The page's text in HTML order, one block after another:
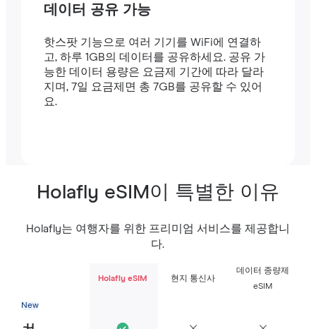
데이터 공유 가능
핫스팟 기능으로 여러 기기를 WiFi에 연결하
고, 하루 1GB의 데이터를 공유하세요. 공유 가
능한 데이터 용량은 요금제 기간에 따라 달라
지며, 7일 요금제면 총 7GB를 공유할 수 있어
요.
Holafly eSIM이 특별한 이유
Holafly는 여행자를 위한 프리미엄 서비스를 제공합니
다.
Holafly eSIM 현지 통신사
데이터 종량제
eSIM
New